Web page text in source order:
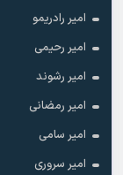
امیر رادریمو
امیر رحیمی
امیر رشوند
امیر رمضانی
امیر سامی
امیر سروری